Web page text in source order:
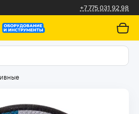
+7 775 031 92 98